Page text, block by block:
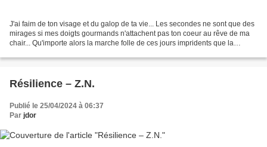
J'ai faim de ton visage et du galop de ta vie... Les secondes ne sont que des
mirages si mes doigts gourmands n'attachent pas ton coeur au rêve de ma
chair... Qu'importe alors la marche folle de ces jours impridents que la
Résilience – Z.N.
Publié le 25/04/2024 à 06:37
Par jdor